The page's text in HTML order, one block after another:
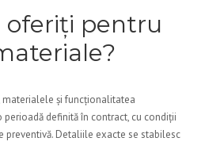
oferiți pentru
și funcționalitatea
definită în contract, cu condiții
preventivă. Detaliile exacte se stabilesc